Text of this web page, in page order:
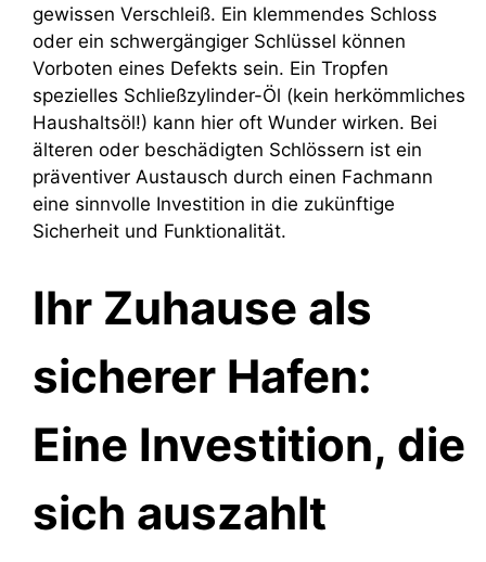
gewissen Verschleiß. Ein klemmendes Schloss
oder ein schwergängiger Schlüssel können
Vorboten eines Defekts sein. Ein Tropfen
spezielles Schließzylinder-Öl (kein herkömmliches
Haushaltsöl!) kann hier oft Wunder wirken. Bei
älteren oder beschädigten Schlössern ist ein
präventiver Austausch durch einen Fachmann
eine sinnvolle Investition in die zukünftige
Sicherheit und Funktionalität.
Ihr Zuhause als
sicherer Hafen:
Eine Investition, die
sich auszahlt